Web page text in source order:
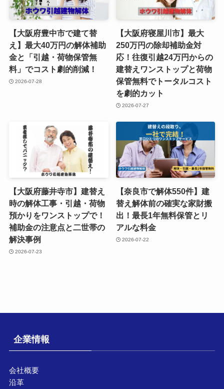
【大阪府豊中市で建て替
え】最大40万円の解体補助
金と「引越・荷物保管無
料」でコスト劇的削減！
2026-07-28
【大阪府寝屋川市】最大
250万円の除却補助金対
応！往復引越24万円からの
建替えワンストップと荷物
保管無料でトータルコスト
を劇的カット
2026-07-27
【大阪府藤井寺市】建替え
時の解体工事・引越・荷物
預かりをワンストップで！
補助金の注意点と二世帯の
解決事例
2026-07-23
【奈良市で解体550件】建
替え解体前の確実な家財搬
出！最長1年無料保管とリ
アルな料金
2026-07-22
企業情報
会社概要
沿革